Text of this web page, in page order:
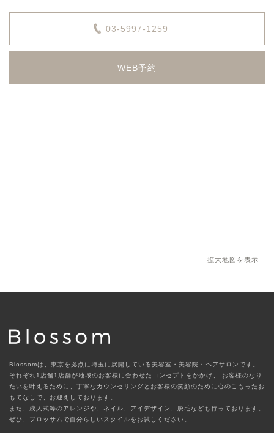
03-5997-1259
WEB予約
拡大地図を表示
Blossomは、東京を拠点に埼玉に展開している美容室・美容院・ヘアサロンです。
それぞれ1店舗1店舗が地域のお客様に合わせたコンセプトをかかげ、
お客様のなり
たいを叶えるために、丁寧なカウンセリングとお客様の笑顔のために心のこもったお
もてなしで、お迎えしております。
また、成人式等のアレンジや、ネイル、アイデザイン、脱毛なども行っております。
ぜひ、ブロッサムで自分らしいスタイルをお試しください。